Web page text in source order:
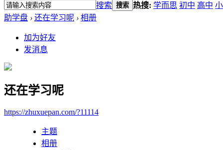
搜索 搜索 热搜: 学而思 初中 高中
助学盘 › 还在学习呢 › 相册
加为好友
发消息
还在学习呢
https://zhuxuepan.com/?11114
主题
相册